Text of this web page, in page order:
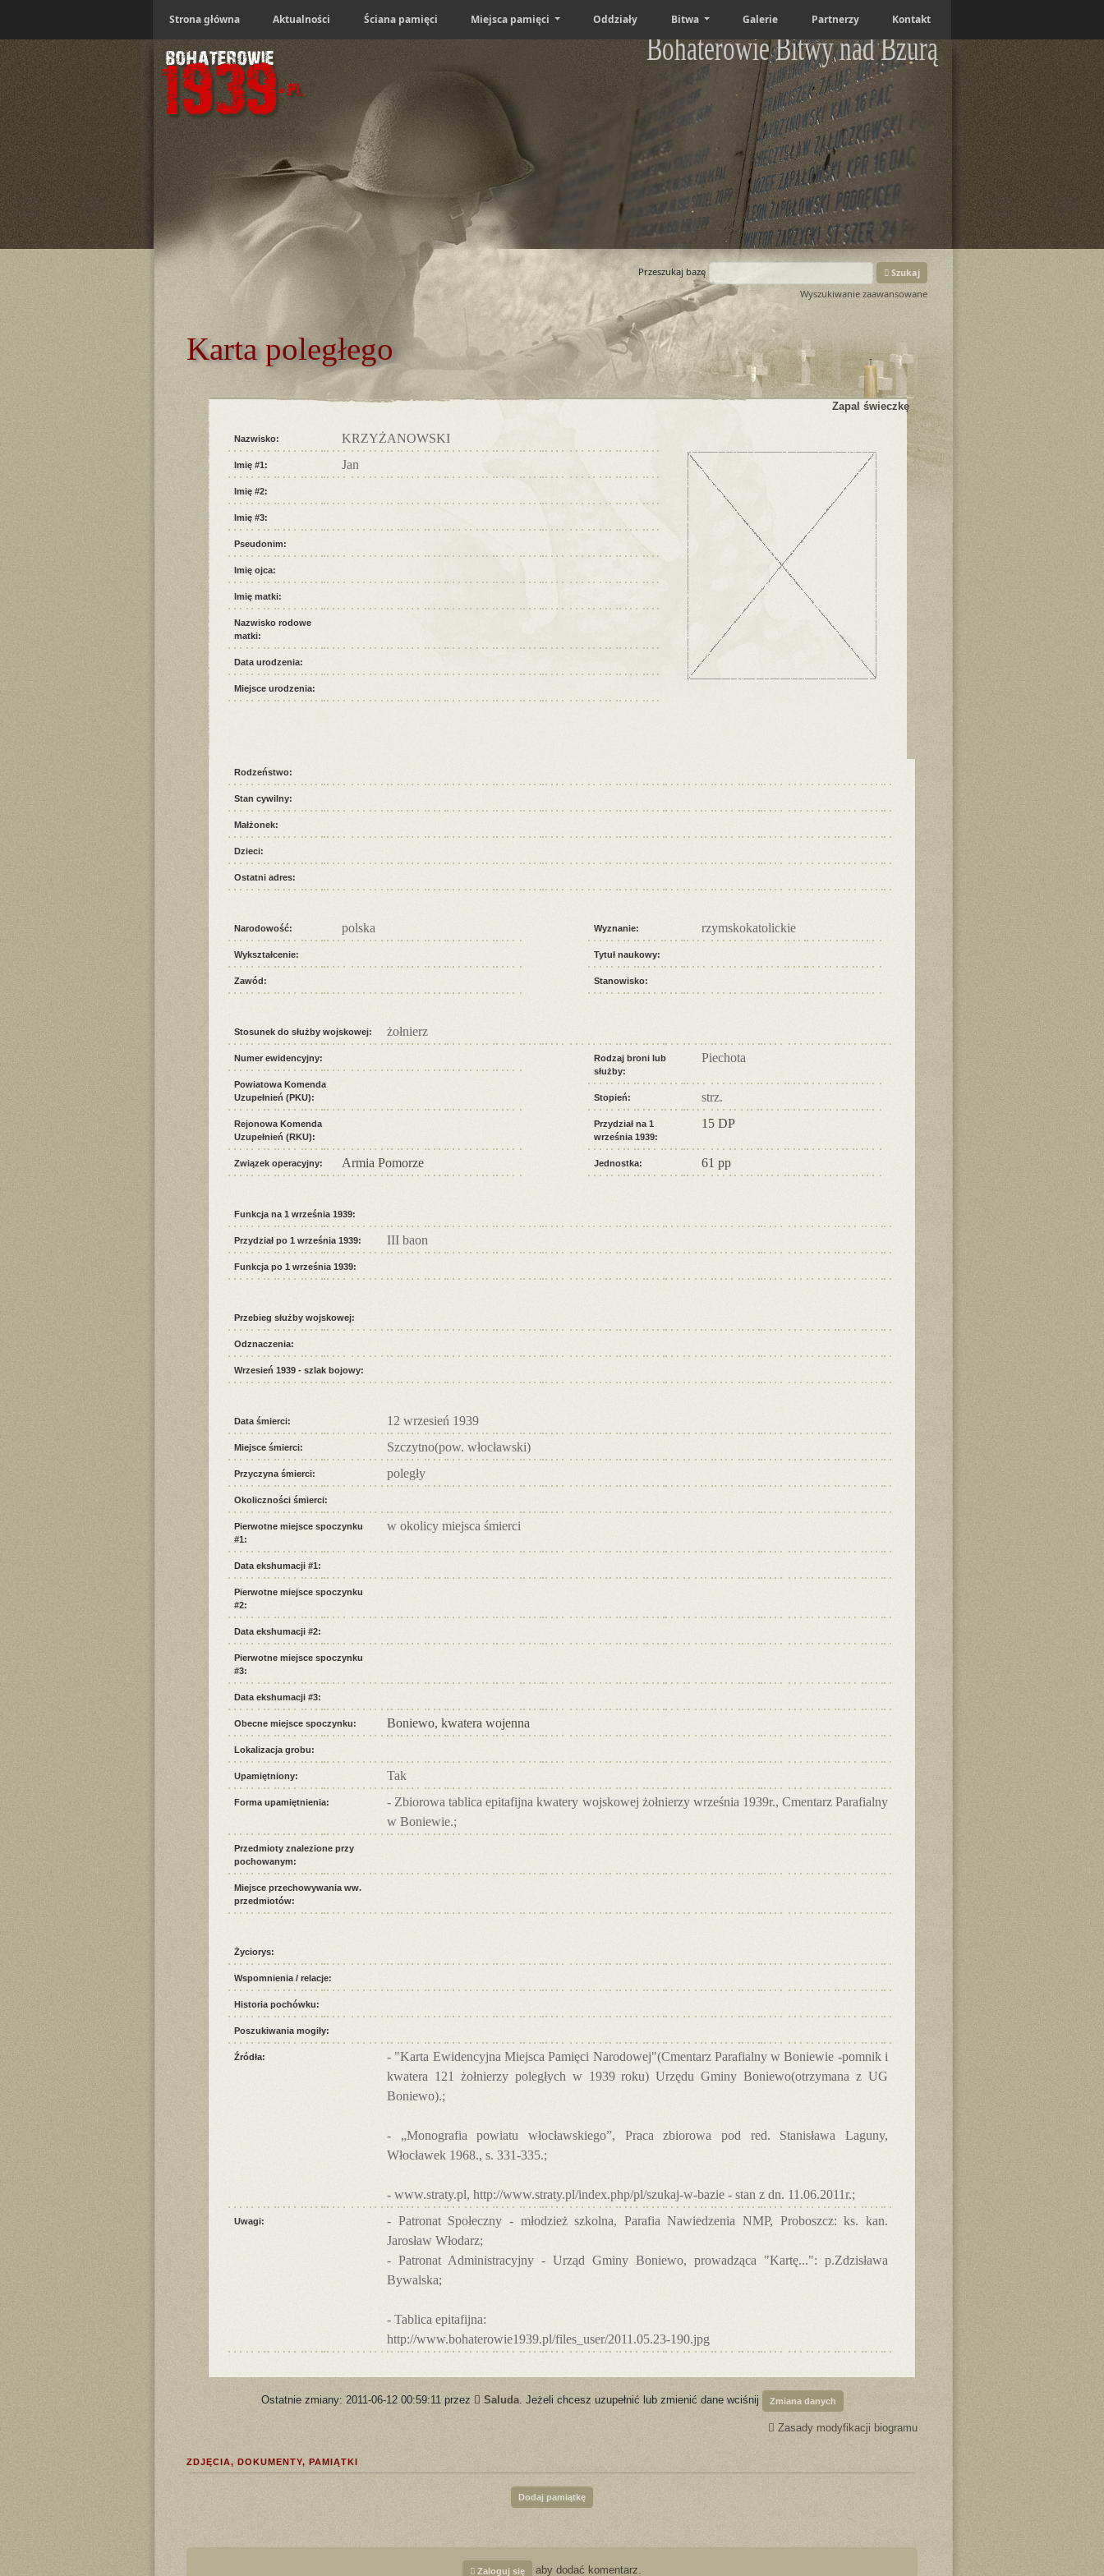
Strona główna Aktualności Ściana pamięci Miejsca pamięci Oddziały Bitwa Galerie Partnerzy Kontakt
Bohaterowie Bitwy nad Bzurą
Przeszukaj bazę
Szukaj
Wyszukiwanie zaawansowane
Karta poległego
Zapal świeczkę
Nazwisko: KRZYŻANOWSKI
Imię #1: Jan
Imię #2:
Imię #3:
Pseudonim:
Imię ojca:
Imię matki:
Nazwisko rodowe
matki:
Data urodzenia:
Miejsce urodzenia:
Rodzeństwo:
Stan cywilny:
Małżonek:
Dzieci:
Ostatni adres:
Narodowość: polska
Wykształcenie:
Zawód:
Wyznanie: rzymskokatolickie
Tytuł naukowy:
Stanowisko:
Stosunek do służby wojskowej: żołnierz
Numer ewidencyjny:
Powiatowa Komenda
Uzupełnień (PKU):
Rejonowa Komenda
Uzupełnień (RKU):
Związek operacyjny: Armia Pomorze
Rodzaj broni lub
służby:
Piechota
Stopień: strz.
Przydział na 1
września 1939:
15 DP
Jednostka: 61 pp
Funkcja na 1 września 1939:
Przydział po 1 września 1939: III baon
Funkcja po 1 września 1939:
Przebieg służby wojskowej:
Odznaczenia:
Wrzesień 1939 - szlak bojowy:
Data śmierci: 12 wrzesień 1939
Miejsce śmierci: Szczytno(pow. włocławski)
Przyczyna śmierci: poległy
Okoliczności śmierci:
Pierwotne miejsce spoczynku
#1:
w okolicy miejsca śmierci
Data ekshumacji #1:
Pierwotne miejsce spoczynku
#2:
Data ekshumacji #2:
Pierwotne miejsce spoczynku
#3:
Data ekshumacji #3:
Obecne miejsce spoczynku: Boniewo, kwatera wojenna
Lokalizacja grobu:
Upamiętniony: Tak
Forma upamiętnienia:
- Zbiorowa tablica epitafijna kwatery wojskowej żołnierzy września 1939r., Cmentarz Parafialny
w Boniewie.;
Przedmioty znalezione przy
pochowanym:
Miejsce przechowywania ww.
przedmiotów:
Życiorys:
Wspomnienia / relacje:
Historia pochówku:
Poszukiwania mogiły:
Źródła:
- "Karta Ewidencyjna Miejsca Pamięci Narodowej"(Cmentarz Parafialny w Boniewie -pomnik i
kwatera 121 żołnierzy poległych w 1939 roku) Urzędu Gminy Boniewo(otrzymana z UG
Boniewo).;
- „Monografia powiatu włocławskiego”, Praca zbiorowa pod red. Stanisława Laguny,
Włocławek 1968., s. 331-335.;
- www.straty.pl, http://www.straty.pl/index.php/pl/szukaj-w-bazie - stan z dn. 11.06.2011r.;
Uwagi:
- Patronat Społeczny - młodzież szkolna, Parafia Nawiedzenia NMP, Proboszcz: ks. kan.
Jarosław Włodarz;
- Patronat Administracyjny - Urząd Gminy Boniewo, prowadząca "Kartę...": p.Zdzisława
Bywalska;
- Tablica epitafijna:
http://www.bohaterowie1939.pl/files_user/2011.05.23-190.jpg
Ostatnie zmiany: 2011-06-12 00:59:11 przez Saluda. Jeżeli chcesz uzupełnić lub zmienić dane wciśnij Zmiana danych
Zasady modyfikacji biogramu
ZDJĘCIA, DOKUMENTY, PAMIĄTKI
Dodaj pamiątkę
Zaloguj się aby dodać komentarz.